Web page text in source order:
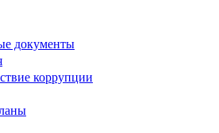
документы
коррупции